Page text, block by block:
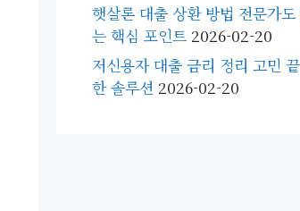
햇살론 대출 상환 방법 전문가도
는 핵심 포인트 2026-02-20
저신용자 대출 금리 정리 고민
한 솔루션 2026-02-20